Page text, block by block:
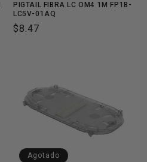
PIGTAIL FIBRA LC OM4 1M FP1B-
LC5V-01AQ
Precio
$8.47
Agotado